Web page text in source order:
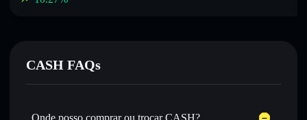
CASH FAQs
Onde posso comprar ou trocar CASH?